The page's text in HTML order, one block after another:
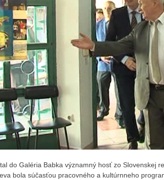
do Galéria Babka významný hosť zo Slovenskej
bola súčasťou pracovného a kultúrnneho